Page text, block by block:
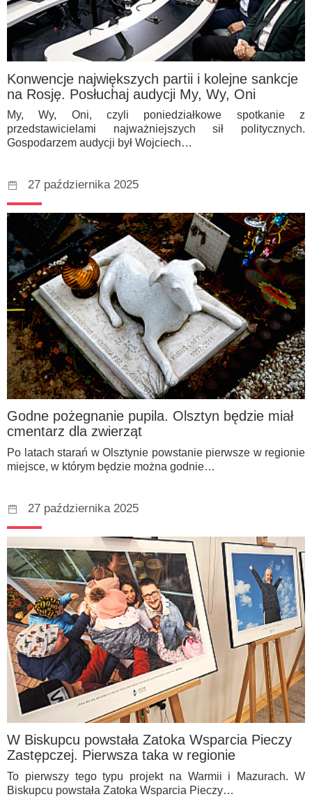
Konwencje największych partii i kolejne sankcje
na Rosję. Posłuchaj audycji My, Wy, Oni
My, Wy, Oni, czyli poniedziałkowe spotkanie z
przedstawicielami najważniejszych sił politycznych.
Gospodarzem audycji był Wojciech…
27 października 2025
Godne pożegnanie pupila. Olsztyn będzie miał
cmentarz dla zwierząt
Po latach starań w Olsztynie powstanie pierwsze w regionie
miejsce, w którym będzie można godnie…
27 października 2025
W Biskupcu powstała Zatoka Wsparcia Pieczy
Zastępczej. Pierwsza taka w regionie
To pierwszy tego typu projekt na Warmii i Mazurach. W
Biskupcu powstała Zatoka Wsparcia Pieczy…